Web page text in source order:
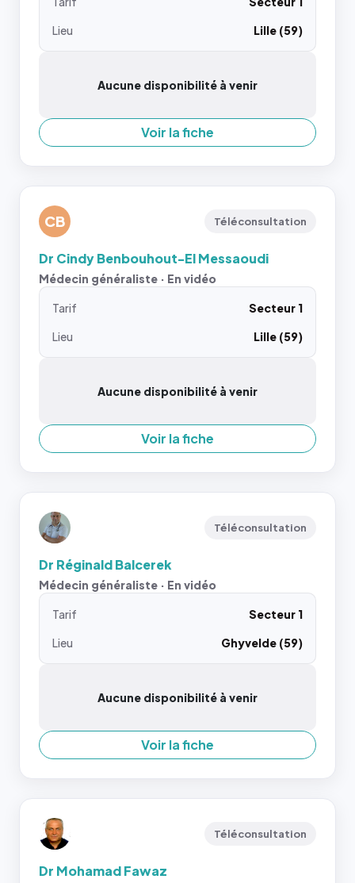
Lieu
Lille (59)
Aucune disponibilité à venir
Voir la fiche
CB Téléconsultation
Dr Cindy Benbouhout-El Messaoudi
Médecin généraliste · En vidéo
Tarif
Secteur 1
Lieu
Lille (59)
Aucune disponibilité à venir
Voir la fiche
Téléconsultation
Dr Réginald Balcerek
Médecin généraliste · En vidéo
Tarif
Secteur 1
Lieu
Ghyvelde (59)
Aucune disponibilité à venir
Voir la fiche
Téléconsultation
Dr Mohamad Fawaz